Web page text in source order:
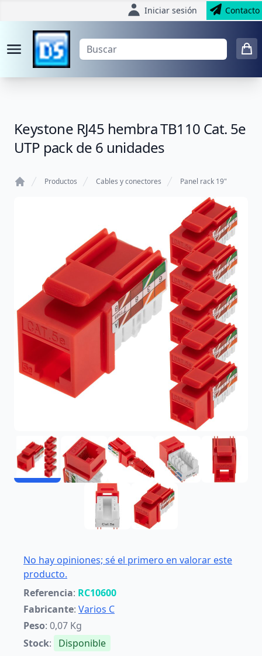
Iniciar sesión Contacto
Keystone RJ45 hembra TB110 Cat. 5e
UTP pack de 6 unidades
Productos Cables y conectores Panel rack 19"
No hay opiniones; sé el primero en valorar este
producto.
Referencia: RC10600
Fabricante: Varios C
Peso: 0,07 Kg
Stock: Disponible